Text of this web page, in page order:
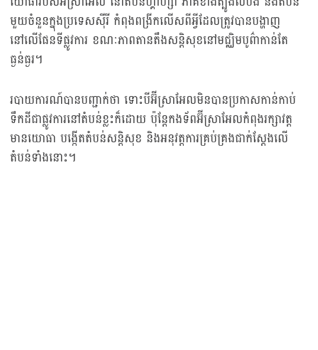
មួយចំនួនក្នុងប្រទេសស៊ីរី កំពុងពង្រីកលើសពីអ្វីដែលត្រូវបានបង្ហាញ
នៅលើផែនទីផ្លូវការ ខណៈភាពតានតឹងសន្តិសុខនៅមជ្ឈិមបូព៌ាកាន់តែ
ធ្ងន់ធ្ងរ។
របាយការណ៍បានបញ្ជាក់ថា ទោះបីអ៊ីស្រាអែលមិនបានប្រកាសកាន់កាប់
ទឹកដីជាផ្លូវការនៅតំបន់ខ្លះក៏ដោយ ប៉ុន្តែកងទ័ពអ៊ីស្រាអែលកំពុងរក្សាវត្ត
មានយោធា បង្កើតតំបន់សន្តិសុខ និងអនុវត្តការគ្រប់គ្រងជាក់ស្តែងលើ
តំបន់ទាំងនោះ។